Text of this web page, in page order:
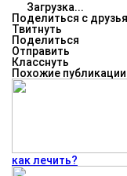
Загрузка...
Поделиться с
Твитнуть
Поделиться
Отправить
Класснуть
Похожие публикации
как лечить?